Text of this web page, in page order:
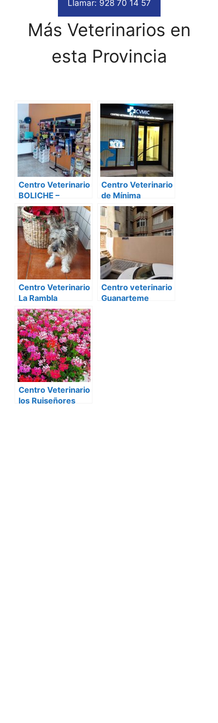
Llamar: 928 70 14 57
Más Veterinarios en
esta Provincia
Centro Veterinario
BOLICHE –
Veterinario en Las
Palmas de Gran
Canaria
Centro Veterinario
de Mínima
Invasión Canarias
Centro Veterinario
La Rambla
Centro veterinario
Guanarteme
Centro Veterinario
los Ruiseñores